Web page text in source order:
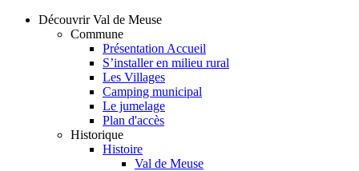
Découvrir Val de Meuse
Commune
Présentation Accueil
S’installer en milieu rural
Les Villages
Camping municipal
Le jumelage
Plan d'accès
Historique
Histoire
Val de Meuse